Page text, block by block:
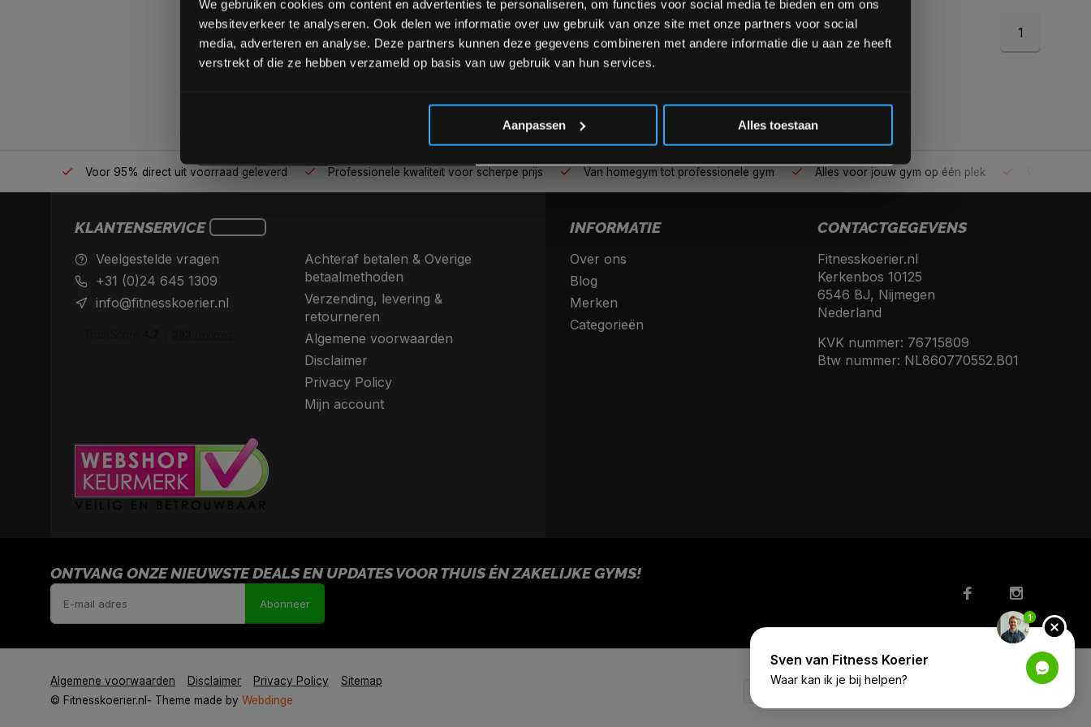
We gebruiken cookies om content en advertenties te personaliseren, om functies voor social media te bieden en om ons
websiteverkeer te analyseren. Ook delen we informatie over uw gebruik van onze site met onze partners voor social
media, adverteren en analyse. Deze partners kunnen deze gegevens combineren met andere informatie die u aan ze heeft
verstrekt of die ze hebben verzameld op basis van uw gebruik van hun services.
Aanpassen Alles toestaan
1
Voor 95% direct uit voorraad geleverd Professionele kwaliteit voor scherpe prijs Van homegym tot professionele gym Alles voor jouw gym op één plek
KLANTENSERVICE
Veelgestelde vragen
+31 (0)24 645 1309
info@fitnesskoerier.nl
Achteraf betalen & Overige
betaalmethoden
Verzending, levering &
retourneren
Algemene voorwaarden
Disclaimer
Privacy Policy
Mijn account
INFORMATIE
Over ons
Blog
Merken
Categorieën
CONTACTGEGEVENS
Fitnesskoerier.nl
Kerkenbos 10125
6546 BJ, Nijmegen
Nederland
KVK nummer: 76715809
Btw nummer: NL860770552.B01
ONTVANG ONZE NIEUWSTE DEALS EN UPDATES VOOR THUIS ÉN ZAKELIJKE GYMS!
Abonneer
Algemene voorwaarden Disclaimer Privacy Policy
Sitemap
© Fitnesskoerier.nl - Theme made by Webdinge
Inschrijven
1
Sven van Fitness Koerier
Waar kan ik je bij helpen?